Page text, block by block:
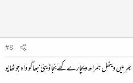
#8
ویٹھل ہمراھ ویچارے کھے بُجا ڈیئی نبھاگو واہ جو ٹھایو